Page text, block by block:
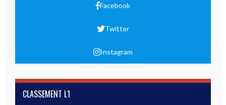
Facebook
Twitter
Instagram
CLASSEMENT L1